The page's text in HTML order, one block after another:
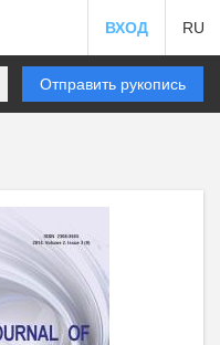
ВХОД RU
Отправить рукопись